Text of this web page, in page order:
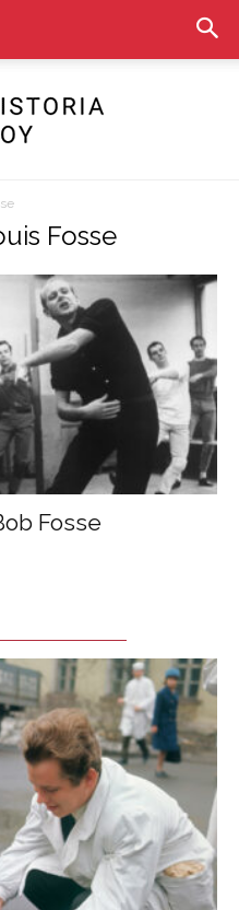
Fosse
Fosse